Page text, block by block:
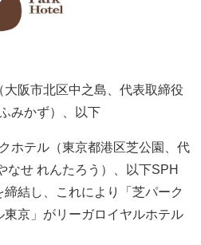
阪市北区中之島、代表取締役
みかず）、以下
ホテル（東京都港区芝公園、代
せ れんたろう）、以下SPH
結し、これにより「芝パーク
京」がリーガロイヤルホテル